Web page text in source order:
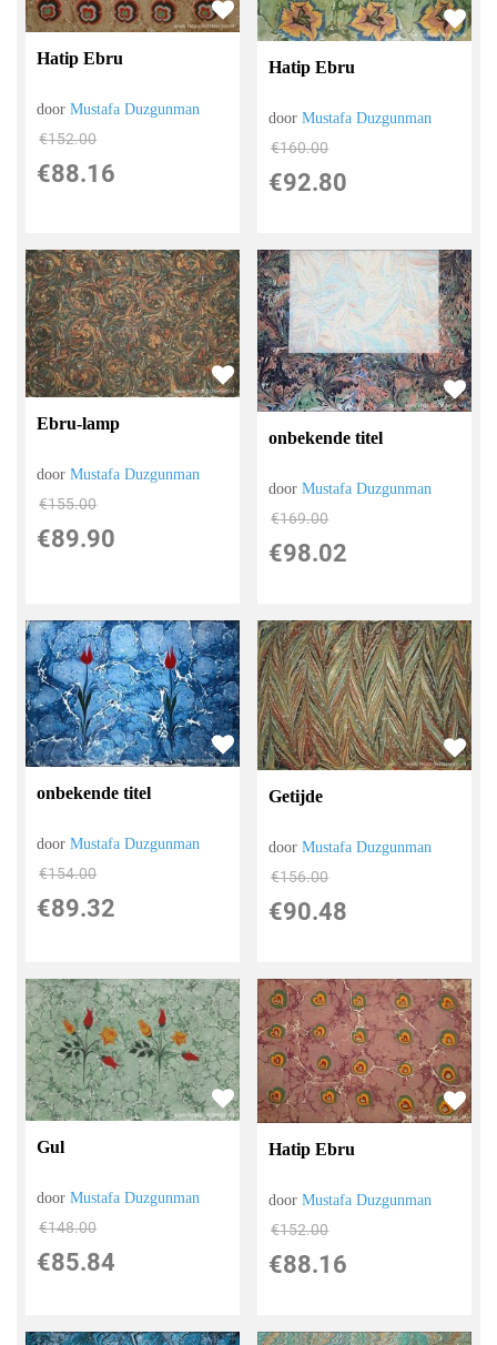
Hatip Ebru
doorMustafa Duzgunman
€152.00
€88.16
Hatip Ebru
doorMustafa Duzgunman
€160.00
€92.80
Ebru-lamp
doorMustafa Duzgunman
€155.00
€89.90
onbekende titel
doorMustafa Duzgunman
€169.00
€98.02
onbekende titel
doorMustafa Duzgunman
€154.00
€89.32
Getijde
doorMustafa Duzgunman
€156.00
€90.48
Gul
doorMustafa Duzgunman
€148.00
€85.84
Hatip Ebru
doorMustafa Duzgunman
€152.00
€88.16